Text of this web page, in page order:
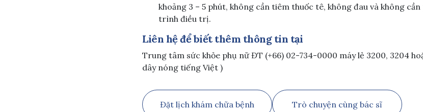
khoảng 3 – 5 phút, không cần tiêm thuốc tê, không đau và không
trình điều trị.
Liên hệ để biết thêm thông tin tại
Trung tâm sức khỏe phụ nữ ĐT (+66) 02-734-0000 máy lẻ 3200, 3204
dây nóng tiếng Việt )
Đặt lịch khám chữa bệnh Trò chuyện cùng bác sĩ